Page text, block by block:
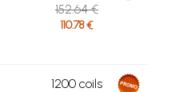
152.64 €
110.78 €
1200 coils